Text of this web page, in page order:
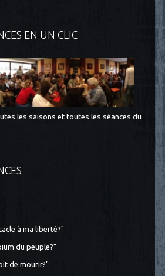
EN UN CLIC
les saisons et toutes les séances du
à ma liberté?"
du peuple?"
de mourir?"